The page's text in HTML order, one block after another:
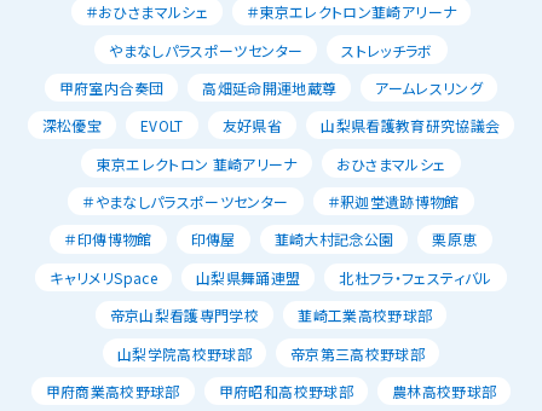
＃おひさまマルシェ
＃東京エレクトロン韮崎アリーナ
やまなしパラスポーツセンター
ストレッチラボ
甲府室内合奏団
高畑延命開運地蔵尊
アームレスリング
深松優宝
EVOLT 友好県省
山梨県看護教育研究協議会
東京エレクトロン 韮崎アリーナ
おひさまマルシェ
＃やまなしパラスポーツセンター
＃釈迦堂遺跡博物館
＃印傳博物館
印傳屋 韮崎大村記念公園
栗原恵
キャリメリSpace
山梨県舞踊連盟
北杜フラ・フェスティバル
帝京山梨看護専門学校
韮崎工業高校野球部
山梨学院高校野球部
帝京第三高校野球部
甲府商業高校野球部
甲府昭和高校野球部
農林高校野球部